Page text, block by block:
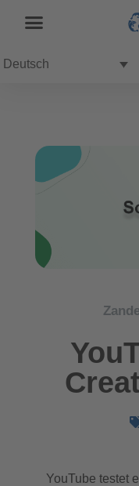
Deutsch
YouTube testet